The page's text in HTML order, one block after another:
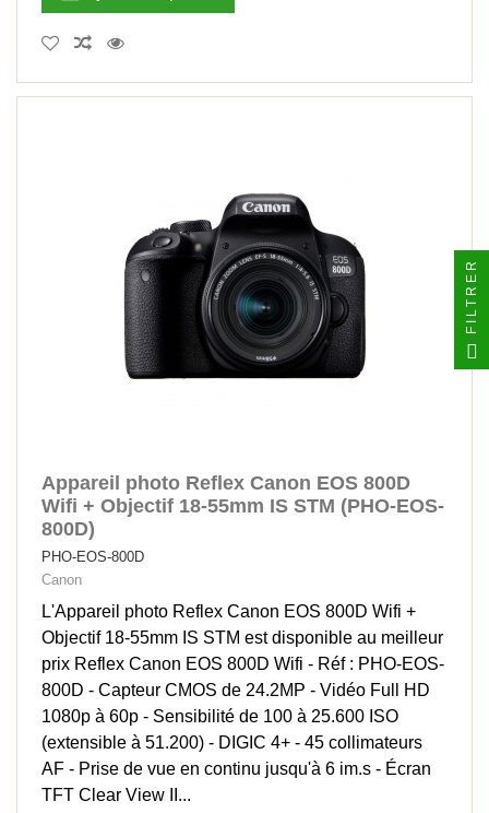
Appareil photo Reflex Canon EOS 800D
Wifi + Objectif 18-55mm IS STM (PHO-EOS-
800D)
PHO-EOS-800D
Canon
L'Appareil photo Reflex Canon EOS 800D Wifi +
Objectif 18-55mm IS STM est disponible au meilleur
prix Reflex Canon EOS 800D Wifi - Réf : PHO-EOS-
800D - Capteur CMOS de 24.2MP - Vidéo Full HD
1080p à 60p - Sensibilité de 100 à 25.600 ISO
(extensible à 51.200) - DIGIC 4+ - 45 collimateurs
AF - Prise de vue en continu jusqu'à 6 im.s - Écran
TFT Clear View II...
FILTRER